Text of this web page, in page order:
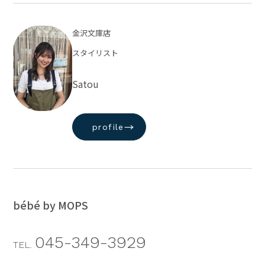
金沢文庫店
スタイリスト
Satou
profile→
bébé by MOPS
TEL. 045-349-3929